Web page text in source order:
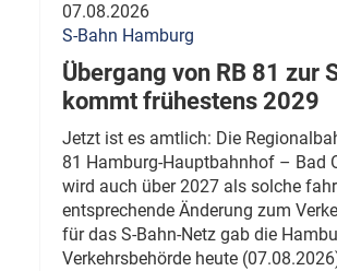
07.08.2026
S-Bahn Hamburg
Übergang von RB 81 zur
kommt frühestens 2029
Jetzt ist es amtlich: Die
81 Hamburg-Hauptbahnhof – Bad
wird auch über 2027 als solche
entsprechende Änderung zum
für das S-Bahn-Netz gab die
Verkehrsbehörde heute